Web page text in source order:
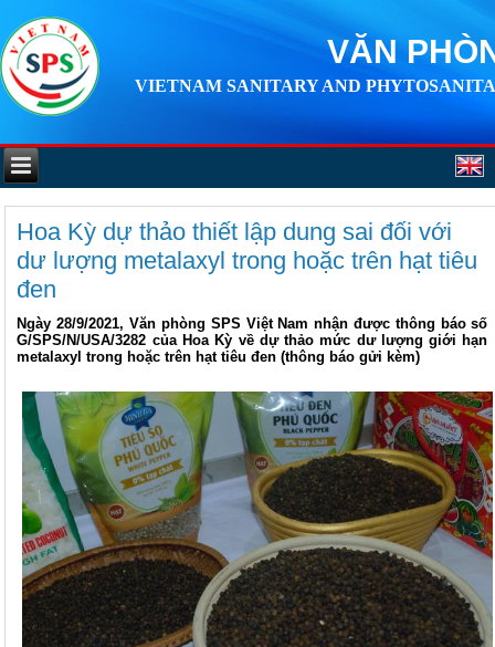
VĂN
VIETNAM SANITARY AND
Hoa Kỳ dự thảo thiết lập dung sai đối với
dư lượng metalaxyl trong hoặc trên hạt tiêu
đen
Ngày 28/9/2021, Văn phòng SPS Việt Nam nhận được thông báo số
G/SPS/N/USA/3282 của Hoa Kỳ về dự thảo mức dư lượng giới hạn
metalaxyl trong hoặc trên hạt tiêu đen (thông báo gửi kèm)